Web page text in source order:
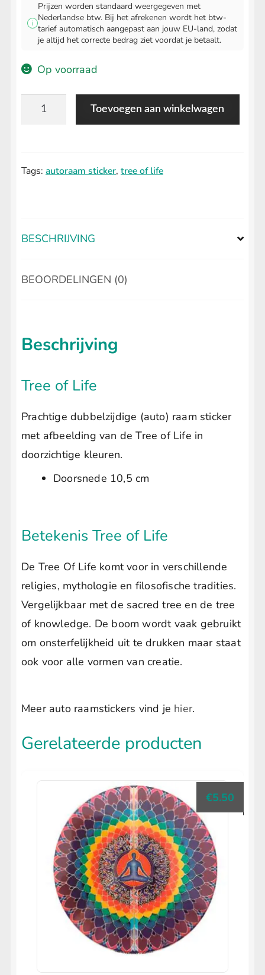
i
Prijzen worden standaard weergegeven met
Nederlandse btw. Bij het afrekenen wordt het btw-
tarief automatisch aangepast aan jouw EU-land, zodat
je altijd het correcte bedrag ziet voordat je betaalt.
Op voorraad
Tree
aantal
Toevoegen aan winkelwagen
Tags: autoraam sticker, tree of life
BESCHRIJVING
BEOORDELINGEN (0)
Beschrijving
Tree of Life
Prachtige dubbelzijdige (auto) raam sticker
met afbeelding van de Tree of Life in
doorzichtige kleuren.
Doorsnede 10,5 cm
Betekenis Tree of Life
De Tree Of Life komt voor in verschillende
religies, mythologie en filosofische tradities.
Vergelijkbaar met de sacred tree en de tree
of knowledge. De boom wordt vaak gebruikt
om onsterfelijkheid uit te drukken maar staat
ook voor alle vormen van creatie.
Meer auto raamstickers vind je hier.
Gerelateerde producten
€5.50